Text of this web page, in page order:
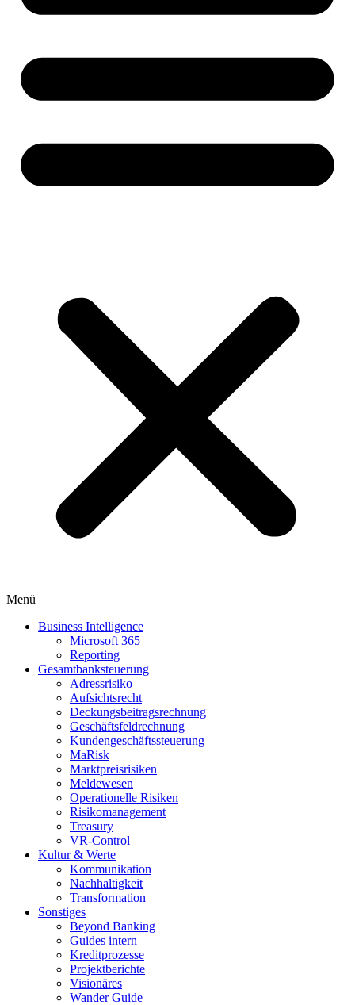
Menü
Business Intelligence
Microsoft 365
Reporting
Gesamtbanksteuerung
Adressrisiko
Aufsichtsrecht
Deckungsbeitragsrechnung
Geschäftsfeldrechnung
Kundengeschäftssteuerung
MaRisk
Marktpreisrisiken
Meldewesen
Operationelle Risiken
Risikomanagement
Treasury
VR-Control
Kultur & Werte
Kommunikation
Nachhaltigkeit
Transformation
Sonstiges
Beyond Banking
Guides intern
Kreditprozesse
Projektberichte
Visionäres
Wander Guide